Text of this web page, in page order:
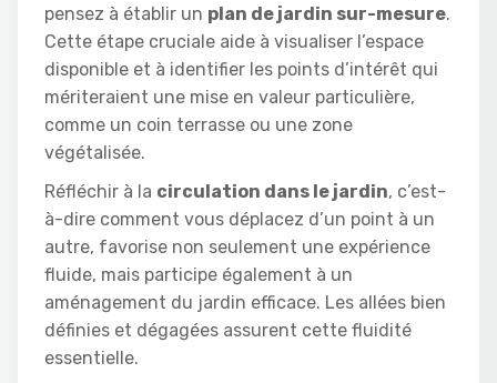
pensez à établir un plan de jardin sur-mesure.
Cette étape cruciale aide à visualiser l’espace
disponible et à identifier les points d’intérêt qui
mériteraient une mise en valeur particulière,
comme un coin terrasse ou une zone
végétalisée.
Réfléchir à la circulation dans le jardin, c’est-
à-dire comment vous déplacez d’un point à un
autre, favorise non seulement une expérience
fluide, mais participe également à un
aménagement du jardin efficace. Les allées bien
définies et dégagées assurent cette fluidité
essentielle.